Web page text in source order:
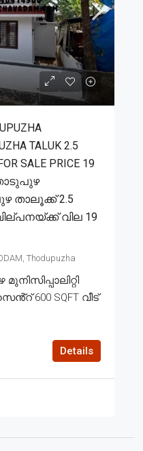
TALUK 2.5
SALE PRICE 19
താലൂക്ക് 2.5
വില 19
Thodupuzha
600 SQFT വീട്
Details